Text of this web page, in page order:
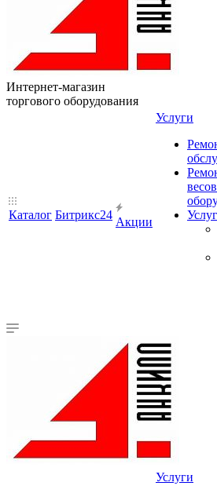
Интернет-магазин
торгового оборудования
Каталог Битрикс24
Акции
Услуги
Услуги